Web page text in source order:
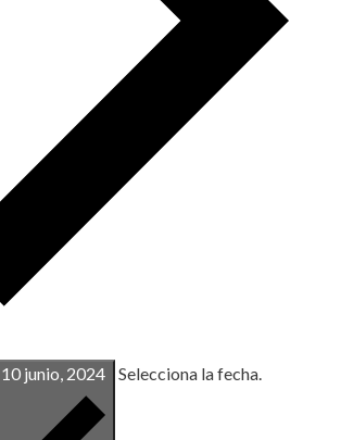
10 junio, 2024 Selecciona la fecha.